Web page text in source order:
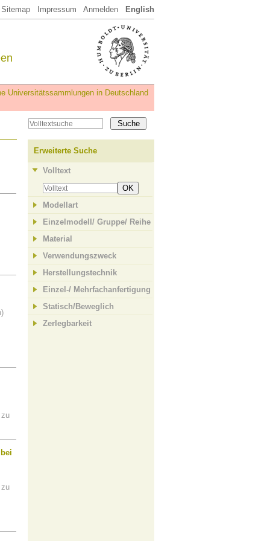
Sitemap Impressum Anmelden English
Universitätssammlungen in Deutschland
Erweiterte Suche
Volltext
OK
Modellart
Einzelmodell/ Gruppe/ Reihe
Material
Verwendungszweck
Herstellungstechnik
Einzel-/ Mehrfachanfertigung
Statisch/Beweglich
Zerlegbarkeit